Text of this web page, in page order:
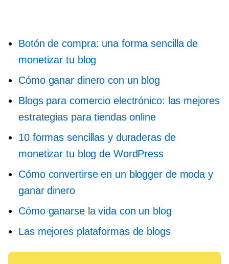
Botón de compra: una forma sencilla de
monetizar tu blog
Cómo ganar dinero con un blog
Blogs para comercio electrónico: las mejores
estrategias para tiendas online
10 formas sencillas y duraderas de
monetizar tu blog de WordPress
Cómo convertirse en un blogger de moda y
ganar dinero
Cómo ganarse la vida con un blog
Las mejores plataformas de blogs